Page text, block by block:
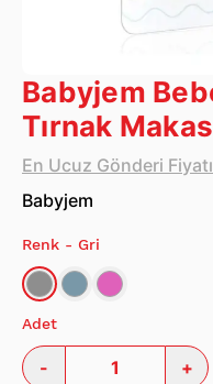
Babyjem
Tırnak
En Ucuz Gönderi
Babyjem
Renk - Gri
Adet
- +